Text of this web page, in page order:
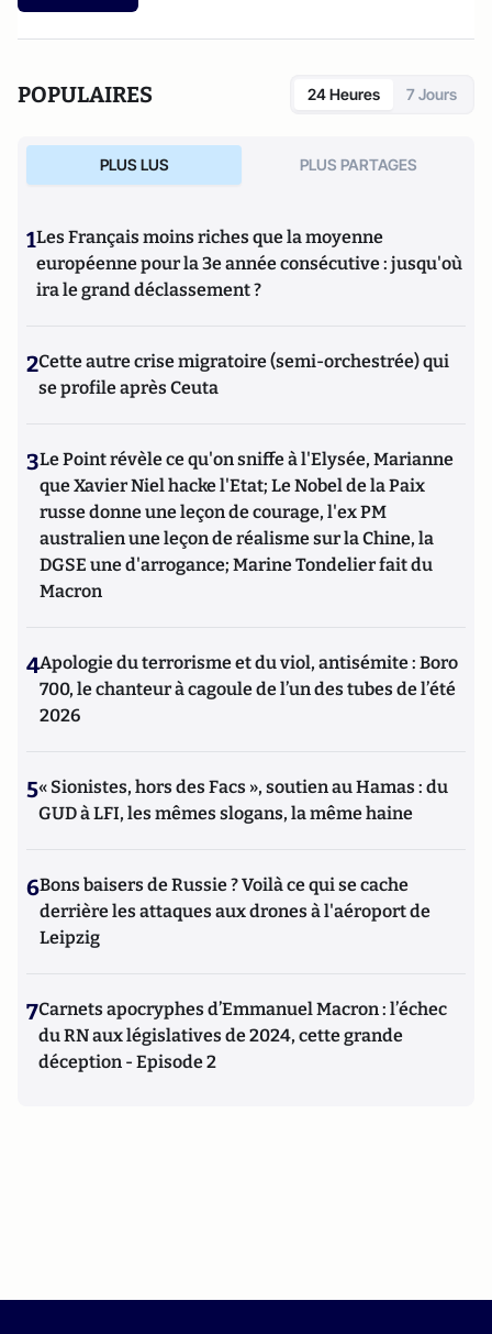
POPULAIRES 24 Heures 7 Jours
PLUS LUS PLUS PARTAGES
1Les Français moins riches que la moyenne
européenne pour la 3e année consécutive : jusqu'où
ira le grand déclassement ?
2Cette autre crise migratoire (semi-orchestrée) qui
se profile après Ceuta
3Le Point révèle ce qu'on sniffe à l'Elysée, Marianne
que Xavier Niel hacke l'Etat; Le Nobel de la Paix
russe donne une leçon de courage, l'ex PM
australien une leçon de réalisme sur la Chine, la
DGSE une d'arrogance; Marine Tondelier fait du
Macron
4Apologie du terrorisme et du viol, antisémite : Boro
700, le chanteur à cagoule de l’un des tubes de l’été
2026
5« Sionistes, hors des Facs », soutien au Hamas : du
GUD à LFI, les mêmes slogans, la même haine
6Bons baisers de Russie ? Voilà ce qui se cache
derrière les attaques aux drones à l'aéroport de
Leipzig
7Carnets apocryphes d’Emmanuel Macron : l’échec
du RN aux législatives de 2024, cette grande
déception - Episode 2